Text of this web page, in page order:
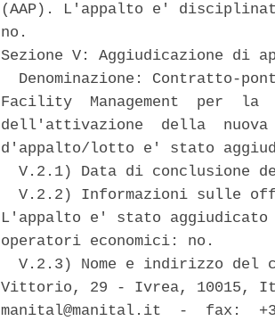
(AAP). L'appalto e'
no.
Sezione V: Aggiudicazione di
Denominazione: Contratto-
Facility  Management  per  la
dell'attivazione  della  nuova
d'appalto/lotto e' stato
V.2.1) Data di conclusione
V.2.2) Informazioni sulle
L'appalto e' stato aggiudicato
operatori economici: no.
V.2.3) Nome e indirizzo del
Vittorio, 29 - Ivrea, 10015,
manital@manital.it  -  fax: